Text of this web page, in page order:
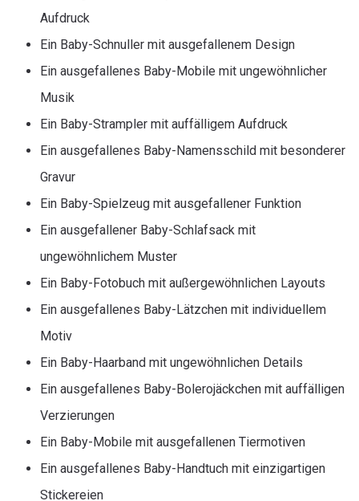
Aufdruck
Ein Baby-Schnuller mit ausgefallenem Design
Ein ausgefallenes Baby-Mobile mit ungewöhnlicher
Musik
Ein Baby-Strampler mit auffälligem Aufdruck
Ein ausgefallenes Baby-Namensschild mit besonderer
Gravur
Ein Baby-Spielzeug mit ausgefallener Funktion
Ein ausgefallener Baby-Schlafsack mit
ungewöhnlichem Muster
Ein Baby-Fotobuch mit außergewöhnlichen Layouts
Ein ausgefallenes Baby-Lätzchen mit individuellem
Motiv
Ein Baby-Haarband mit ungewöhnlichen Details
Ein ausgefallenes Baby-Bolerojäckchen mit auffälligen
Verzierungen
Ein Baby-Mobile mit ausgefallenen Tiermotiven
Ein ausgefallenes Baby-Handtuch mit einzigartigen
Stickereien